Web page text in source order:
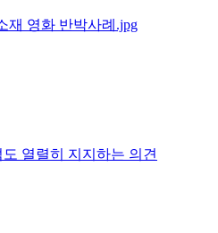
재 영화 반박사례.jpg
열렬히 지지하는 의견